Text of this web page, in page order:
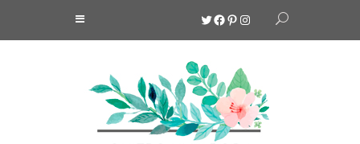
Twitter
Facebook
Pinterest
Instagram